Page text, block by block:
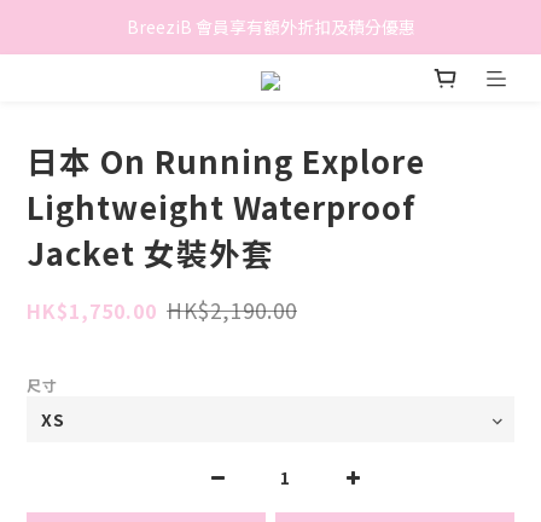
香港地區滿$500免費送貨 (離島區及偏遠地區除外)
BreeziB 會員享有額外折扣及積分優惠
香港地區滿$500免費送貨 (離島區及偏遠地區除外)
日本 On Running Explore
Lightweight Waterproof
Jacket 女裝外套
HK$1,750.00 HK$2,190.00
尺寸